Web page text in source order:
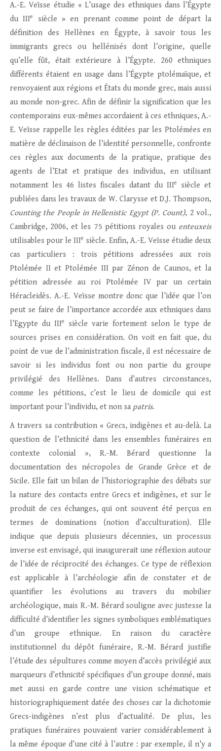
A.-E. Veïsse étudie « L’usage des ethniques dans l’Égypte
du IIIe
siècle » en prenant comme point de départ la
définition des Hellènes en Égypte, à savoir tous les
immigrants grecs ou hellénisés dont l’origine, quelle
qu’elle fût, était extérieure à l’Égypte. 260 ethniques
différents étaient en usage dans l’Égypte ptolémaïque, et
renvoyaient aux régions et États du monde grec, mais aussi
au monde non-grec. Afin de définir la signification que les
contemporains eux-mêmes accordaient à ces ethniques, A.-
E. Veïsse rappelle les règles éditées par les Ptolémées en
matière de déclinaison de l’identité personnelle, confronte
ces règles aux documents de la pratique, pratique des
agents de l’Etat et pratique des individus, en utilisant
notamment les 46 listes fiscales datant du IIIe
siècle et
publiées dans les travaux de W. Clarysse et D.J. Thompson,
Counting the People in Hellenistic Egypt (P. Count), 2 vol.,
Cambridge, 2006, et les 75 pétitions royales ou enteuxeis
utilisables pour le IIIe siècle. Enfin, A.-E. Veïsse étudie deux
cas particuliers : trois pétitions adressées aux rois
Ptolémée II et Ptolémée III par Zénon de Caunos, et la
pétition adressée au roi Ptolémée IV par un certain
Héracleidès. A.-E. Veïsse montre donc que l’idée que l’on
peut se faire de l’importance accordée aux ethniques dans
l’Egypte du IIIe
siècle varie fortement selon le type de
sources prises en considération. On voit en fait que, du
point de vue de l’administration fiscale, il est nécessaire de
savoir si les individus font ou non partie du groupe
privilégié des Hellènes. Dans d’autres circonstances,
comme les pétitions, c’est le lieu de domicile qui est
important pour l’individu, et non sa patris.
A travers sa contribution « Grecs, indigènes et au-delà. La
question de l’ethnicité dans les ensembles funéraires en
contexte colonial », R.-M. Bérard questionne la
documentation des nécropoles de Grande Grèce et de
Sicile. Elle fait un bilan de l’historiographie des débats sur
la nature des contacts entre Grecs et indigènes, et sur le
produit de ces échanges, qui ont souvent été perçus en
termes de dominations (notion d’acculturation). Elle
indique que depuis plusieurs décennies, un processus
inverse est envisagé, qui inaugurerait une réflexion autour
de l’idée de réciprocité des échanges. Ce type de réflexion
est applicable à l’archéologie afin de constater et de
quantifier les évolutions au travers du mobilier
archéologique, mais R.-M. Bérard souligne avec justesse la
difficulté d’identifier les signes symboliques emblématiques
d’un groupe ethnique. En raison du caractère
institutionnel du dépôt funéraire, R.-M. Bérard justifie
l’étude des sépultures comme moyen d’accès privilégié aux
marqueurs d’ethnicité spécifiques d’un groupe donné, mais
met aussi en garde contre une vision schématique et
historiographiquement datée des choses car la dichotomie
Grecs-indigènes n’est plus d’actualité. De plus, les
pratiques funéraires pouvaient varier considérablement à
la même époque d’une cité à l’autre : par exemple, il n’y a